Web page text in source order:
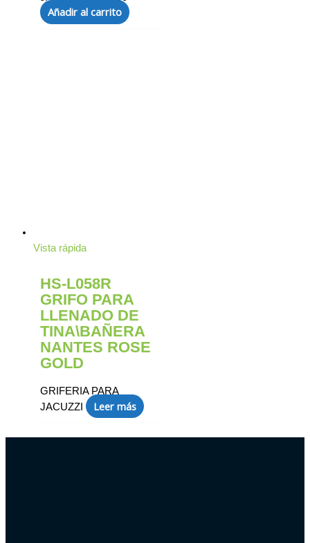
Añadir al carrito
Vista rápida
HS-L058R
GRIFO PARA
LLENADO DE
TINA\BAÑERA
NANTES ROSE
GOLD
GRIFERIA PARA
JACUZZI
Leer más